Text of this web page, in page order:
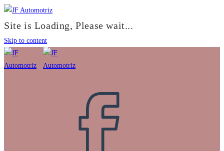
Site is Loading, Please wait...
Skip to content